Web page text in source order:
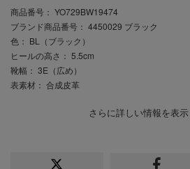
商品番号 ： YO729BW19474
ブランド商品番号 ： 4450029 ブラック
色 ： BL（ブラック）
ヒールの高さ ： 5.5cm
靴幅 ： 3E（広め）
表素材 ： 合成皮革
さらに詳しい情報を表示